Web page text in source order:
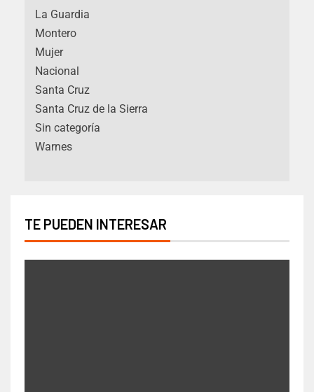
La Guardia
Montero
Mujer
Nacional
Santa Cruz
Santa Cruz de la Sierra
Sin categoría
Warnes
TE PUEDEN INTERESAR